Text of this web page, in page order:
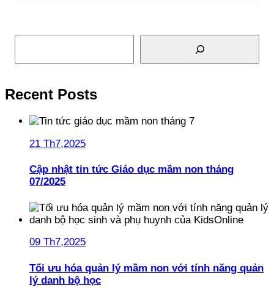
Tìm kiếm
Recent Posts
21 Th7,2025
Cập nhật tin tức Giáo dục mầm non tháng
07/2025
09 Th7,2025
Tối ưu hóa quản lý mầm non với tính năng quản
lý danh bộ học